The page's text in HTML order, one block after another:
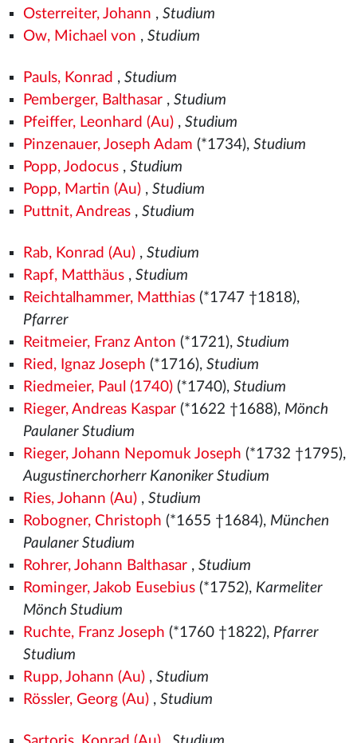
Osterreiter, Johann , Studium
Ow, Michael von , Studium
Pauls, Konrad , Studium
Pemberger, Balthasar, Studium
Pfeiffer, Leonhard (Au), Studium
Pinzenauer, Joseph Adam (*1734), Studium
Popp, Jodocus, Studium
Popp, Martin (Au), Studium
Puttnit, Andreas, Studium
Rab, Konrad (Au), Studium
Rapf, Matthäus, Studium
Reichtalhammer, Matthias(*1747 †1818),
Pfarrer
Reitmeier, Franz Anton (*1721), Studium
Ried, Ignaz Joseph (*1716), Studium
Riedmeier, Paul (1740)(*1740), Studium
Rieger, Andreas Kaspar(*1622 †1688), Mönch
Paulaner Studium
Rieger, Johann Nepomuk Joseph (*1732 †1795),
Augustinerchorherr Kanoniker Studium
Ries, Johann (Au), Studium
Robogner, Christoph (*1655 †1684), München
Paulaner Studium
Rohrer, Johann Balthasar, Studium
Rominger, Jakob Eusebius(*1752), Karmeliter
Mönch Studium
Ruchte, Franz Joseph (*1760 †1822), Pfarrer
Studium
Rupp, Johann (Au), Studium
Rössler, Georg (Au), Studium